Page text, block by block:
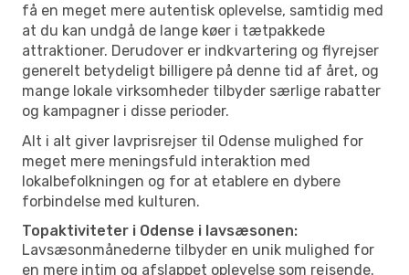
få en meget mere autentisk oplevelse, samtidig med
at du kan undgå de lange køer i tætpakkede
attraktioner. Derudover er indkvartering og flyrejser
generelt betydeligt billigere på denne tid af året, og
mange lokale virksomheder tilbyder særlige rabatter
og kampagner i disse perioder.
Alt i alt giver lavprisrejser til Odense mulighed for
meget mere meningsfuld interaktion med
lokalbefolkningen og for at etablere en dybere
forbindelse med kulturen.
Topaktiviteter i Odense i lavsæsonen:
Lavsæsonmånederne tilbyder en unik mulighed for
en mere intim og afslappet oplevelse som rejsende.